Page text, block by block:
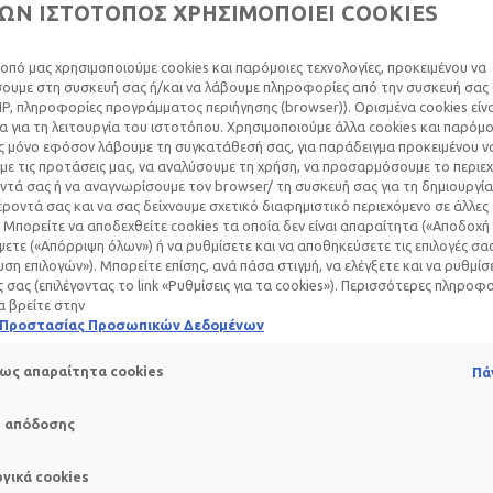
ΜΕ ΧΡΏΜΑ:
ΓΙΑ ΆΜΕΣΗ
τη στιγμή στην επιστημονική κοινότητα είναι ο ήλιος
άλλη οι έρευνες αποδεικνύουν πόσο καταστροφικός
Αυτός είναι ο λόγος που τα τελευταία χρόνια οι
προϊόντα του καθημερινού skincare, όλο το χρόνο,
την τεράστια σημασία της αντηλιακής προστασίας
καθιερωθεί πλέον ως το τελευταίο βήμα στην πρωινή
να εξελιχθούν τόσο, που πλέον
πολυτελών προϊόντων φροντίδας.
ΙΣΤΟΤΟΠΟΣ ΧΡΗΣΙΜΟΠΟΙΕΙ COOKIES
μας χρησιμοποιούμε cookies και παρόμοιες τεχνολογίες, προκειμένου να
στη συσκευή σας ή/και να λάβουμε πληροφορίες από την συσκευή σας
πληροφορίες προγράμματος περιήγησης (browser)). Ορισμένα cookies
για τη λειτουργία του ιστοτόπου. Χρησιμοποιούμε άλλα cookies και
μόνο εφόσον λάβουμε τη συγκατάθεσή σας, για παράδειγμα προκειμένου
τις προτάσεις μας, να αναλύσουμε τη χρήση, να προσαρμόσουμε το
σας ή να αναγνωρίσουμε τον browser/ τη συσκευή σας για τη
σας και να σας δείχνουμε σχετικό διαφημιστικό περιεχόμενο σε άλλες
Μπορείτε να αποδεχθείτε cookies τα οποία δεν είναι απαραίτητα
(«Απόρριψη όλων») ή να ρυθμίσετε και να αποθηκεύσετε τις επιλογές
επιλογών»). Μπορείτε επίσης, ανά πάσα στιγμή, να ελέγξετε και να
σας (επιλέγοντας το link «Ρυθμίσεις για τα cookies»). Περισσότερες
βρείτε στην
Προστασίας Προσωπικών Δεδομένων
απαραίτητα cookies
απόδοσης
cookies